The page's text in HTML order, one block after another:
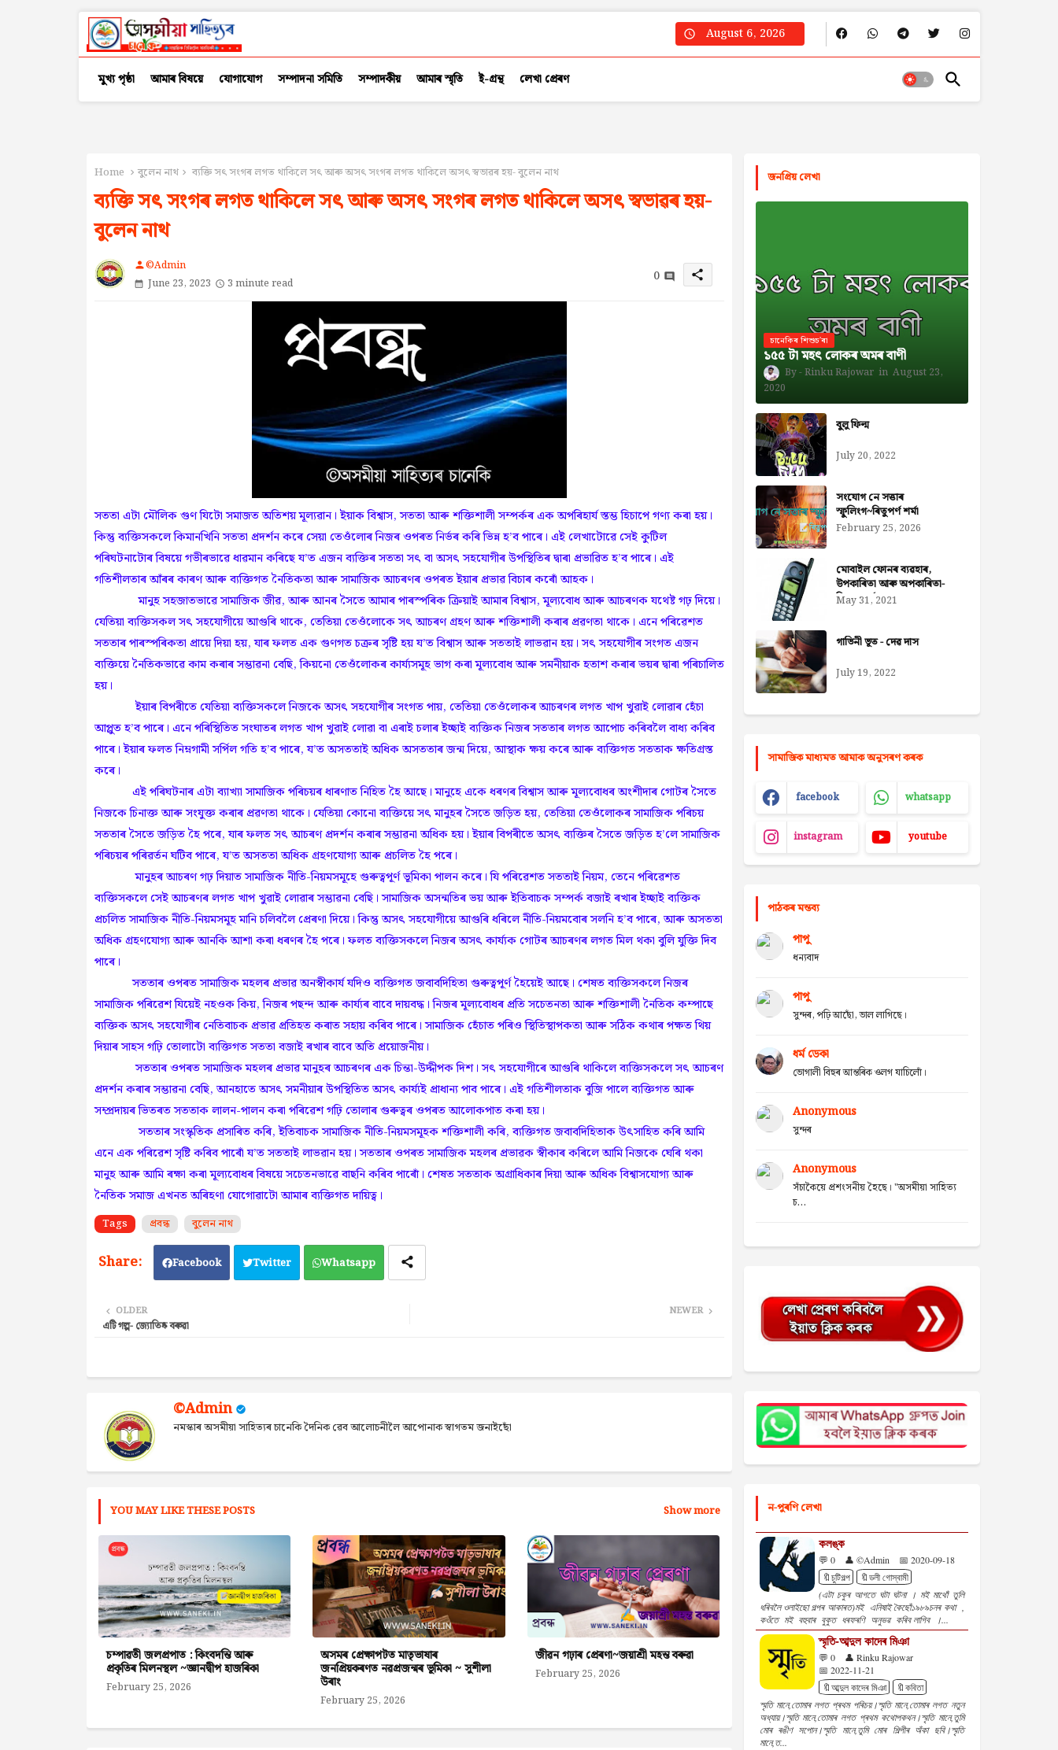
August 6, 2026
মুখ্য পৃষ্ঠা আমাৰ বিষয়ে যোগাযোগ সম্পাদনা সমিতি সম্পাদকীয় আমাৰ স্মৃতি ই-গ্ৰন্থ লেখা প্ৰেৰণ
Home বুলেন নাথ ব্যক্তি সৎ সংগৰ লগত থাকিলে সৎ আৰু অসৎ সংগৰ লগত থাকিলে অসৎ স্বভাৱৰ হয়- বুলেন নাথ
ব্যক্তি সৎ সংগৰ লগত থাকিলে সৎ আৰু অসৎ সংগৰ লগত থাকিলে অসৎ স্বভাৱৰ হয়-
বুলেন নাথ
person©Admin
June 23, 2023
3 minute read 0 share
সততা এটা মৌলিক গুণ যিটো সমাজত অতিশয় মূল্যৱান। ইয়াক বিশ্বাস, সততা আৰু শক্তিশালী সম্পৰ্কৰ এক অপৰিহাৰ্য স্তম্ভ হিচাপে গণ্য কৰা হয়।
কিন্তু ব্যক্তিসকলে কিমানখিনি সততা প্ৰদৰ্শন কৰে সেয়া তেওঁলোৰ নিজৰ ওপৰত নিৰ্ভৰ কৰি ভিন্ন হ’ব পাৰে। এই লেখাটোৱে সেই কুটিল
পৰিঘটনাটোৰ বিষয়ে গভীৰভাৱে ধাৱমান কৰিছে য’ত এজন ব্যক্তিৰ সততা সৎ বা অসৎ সহযোগীৰ উপস্থিতিৰ দ্বাৰা প্ৰভাৱিত হ’ব পাৰে। এই
গতিশীলতাৰ আঁৰৰ কাৰণ আৰু ব্যক্তিগত নৈতিকতা আৰু সামাজিক আচৰণৰ ওপৰত ইয়াৰ প্ৰভাৱ বিচাৰ কৰোঁ আহক।
মানুহ সহজাতভাৱে সামাজিক জীৱ, আৰু আনৰ সৈতে আমাৰ পাৰস্পৰিক ক্ৰিয়াই আমাৰ বিশ্বাস, মূল্যবোধ আৰু আচৰণক যথেষ্ট গঢ় দিয়ে।
যেতিয়া ব্যক্তিসকল সৎ সহযোগীয়ে আগুৰি থাকে, তেতিয়া তেওঁলোকে সৎ আচৰণ গ্ৰহণ আৰু শক্তিশালী কৰাৰ প্ৰৱণতা থাকে। এনে পৰিৱেশত
সততাৰ পাৰস্পৰিকতা প্ৰায়ে দিয়া হয়, যাৰ ফলত এক গুণগত চক্ৰৰ সৃষ্টি হয় য’ত বিশ্বাস আৰু সততাই লাভৱান হয়। সৎ সহযোগীৰ সংগত এজন
ব্যক্তিয়ে নৈতিকভাৱে কাম কৰাৰ সম্ভাৱনা বেছি, কিয়নো তেওঁলোকৰ কাৰ্য্যসমূহ ভাগ কৰা মূল্যবোধ আৰু সমনীয়াক হতাশ কৰাৰ ভয়ৰ দ্বাৰা পৰিচালিত
হয়।
ইয়াৰ বিপৰীতে যেতিয়া ব্যক্তিসকলে নিজকে অসৎ সহযোগীৰ সংগত পায়, তেতিয়া তেওঁলোকৰ আচৰণৰ লগত খাপ খুৱাই লোৱাৰ হেঁচা
আপ্লুত হ’ব পাৰে। এনে পৰিস্থিতিত সংঘাতৰ লগত খাপ খুৱাই লোৱা বা এৰাই চলাৰ ইচ্ছাই ব্যক্তিক নিজৰ সততাৰ লগত আপোচ কৰিবলৈ বাধ্য কৰিব
পাৰে। ইয়াৰ ফলত নিম্নগামী সৰ্পিল গতি হ’ব পাৰে, য’ত অসততাই অধিক অসততাৰ জন্ম দিয়ে, আস্থাক ক্ষয় কৰে আৰু ব্যক্তিগত সততাক ক্ষতিগ্ৰস্ত
কৰে।
এই পৰিঘটনাৰ এটা ব্যাখ্যা সামাজিক পৰিচয়ৰ ধাৰণাত নিহিত হৈ আছে। মানুহে একে ধৰণৰ বিশ্বাস আৰু মূল্যবোধৰ অংশীদাৰ গোটৰ সৈতে
নিজকে চিনাক্ত আৰু সংযুক্ত কৰাৰ প্ৰৱণতা থাকে। যেতিয়া কোনো ব্যক্তিয়ে সৎ মানুহৰ সৈতে জড়িত হয়, তেতিয়া তেওঁলোকৰ সামাজিক পৰিচয়
সততাৰ সৈতে জড়িত হৈ পৰে, যাৰ ফলত সৎ আচৰণ প্ৰদৰ্শন কৰাৰ সম্ভাৱনা অধিক হয়। ইয়াৰ বিপৰীতে অসৎ ব্যক্তিৰ সৈতে জড়িত হ’লে সামাজিক
পৰিচয়ৰ পৰিৱৰ্তন ঘটিব পাৰে, য’ত অসততা অধিক গ্ৰহণযোগ্য আৰু প্ৰচলিত হৈ পৰে।
মানুহৰ আচৰণ গঢ় দিয়াত সামাজিক নীতি-নিয়মসমূহে গুৰুত্বপূৰ্ণ ভূমিকা পালন কৰে। যি পৰিৱেশত সততাই নিয়ম, তেনে পৰিৱেশত
ব্যক্তিসকলে সেই আচৰণৰ লগত খাপ খুৱাই লোৱাৰ সম্ভাৱনা বেছি। সামাজিক অসন্মতিৰ ভয় আৰু ইতিবাচক সম্পৰ্ক বজাই ৰখাৰ ইচ্ছাই ব্যক্তিক
প্ৰচলিত সামাজিক নীতি-নিয়মসমূহ মানি চলিবলৈ প্ৰেৰণা দিয়ে। কিন্তু অসৎ সহযোগীয়ে আগুৰি ধৰিলে নীতি-নিয়মবোৰ সলনি হ’ব পাৰে, আৰু অসততা
অধিক গ্ৰহণযোগ্য আৰু আনকি আশা কৰা ধৰণৰ হৈ পৰে। ফলত ব্যক্তিসকলে নিজৰ অসৎ কাৰ্য্যক গোটৰ আচৰণৰ লগত মিল থকা বুলি যুক্তি দিব
পাৰে।
সততাৰ ওপৰত সামাজিক মহলৰ প্ৰভাৱ অনস্বীকাৰ্য যদিও ব্যক্তিগত জবাবদিহিতা গুৰুত্বপূৰ্ণ হৈয়েই আছে। শেষত ব্যক্তিসকলে নিজৰ
সামাজিক পৰিৱেশ যিয়েই নহওক কিয়, নিজৰ পছন্দ আৰু কাৰ্য্যৰ বাবে দায়বদ্ধ। নিজৰ মূল্যবোধৰ প্ৰতি সচেতনতা আৰু শক্তিশালী নৈতিক কম্পাছে
ব্যক্তিক অসৎ সহযোগীৰ নেতিবাচক প্ৰভাৱ প্ৰতিহত কৰাত সহায় কৰিব পাৰে। সামাজিক হেঁচাত পৰিও স্থিতিস্থাপকতা আৰু সঠিক কথাৰ পক্ষত থিয়
দিয়াৰ সাহস গঢ়ি তোলাটো ব্যক্তিগত সততা বজাই ৰখাৰ বাবে অতি প্ৰয়োজনীয়।
সততাৰ ওপৰত সামাজিক মহলৰ প্ৰভাৱ মানুহৰ আচৰণৰ এক চিন্তা-উদ্দীপক দিশ। সৎ সহযোগীৰে আগুৰি থাকিলে ব্যক্তিসকলে সৎ আচৰণ
প্ৰদৰ্শন কৰাৰ সম্ভাৱনা বেছি, আনহাতে অসৎ সমনীয়াৰ উপস্থিতিত অসৎ কাৰ্য্যই প্ৰাধান্য পাব পাৰে। এই গতিশীলতাক বুজি পালে ব্যক্তিগত আৰু
সম্প্ৰদায়ৰ ভিতৰত সততাক লালন-পালন কৰা পৰিৱেশ গঢ়ি তোলাৰ গুৰুত্বৰ ওপৰত আলোকপাত কৰা হয়।
সততাৰ সংস্কৃতিক প্ৰসাৰিত কৰি, ইতিবাচক সামাজিক নীতি-নিয়মসমূহক শক্তিশালী কৰি, ব্যক্তিগত জবাবদিহিতাক উৎসাহিত কৰি আমি
এনে এক পৰিৱেশ সৃষ্টি কৰিব পাৰোঁ য’ত সততাই লাভৱান হয়। সততাৰ ওপৰত সামাজিক মহলৰ প্ৰভাৱক স্বীকাৰ কৰিলে আমি নিজকে ঘেৰি থকা
মানুহ আৰু আমি ৰক্ষা কৰা মূল্যবোধৰ বিষয়ে সচেতনভাৱে বাছনি কৰিব পাৰোঁ। শেষত সততাক অগ্ৰাধিকাৰ দিয়া আৰু অধিক বিশ্বাসযোগ্য আৰু
নৈতিক সমাজ এখনত অৰিহণা যোগোৱাটো আমাৰ ব্যক্তিগত দায়িত্ব।
Tags প্ৰবন্ধ বুলেন নাথ
Facebook Twitter Whatsapp
NEWER
OLDER
এটি গল্প- জ্যোতিষ্ক বৰুৱা
©Admin
নমস্কাৰ অসমীয়া সাহিত্যৰ চানেকি দৈনিক ৱেব আলোচনীলৈ আপোনাক স্বাগতম জনাইছোঁ
YOU MAY LIKE THESE POSTS Show more
চম্পাৱতী জলপ্ৰপাত : কিংবদন্তি আৰু
প্ৰকৃতিৰ মিলনস্থল ~জ্ঞানদ্বীপ হাজৰিকা
February 25, 2026
অসমৰ প্ৰেক্ষাপটত মাতৃভাষাৰ
জনপ্ৰিয়কৰণত নৱপ্ৰজন্মৰ ভূমিকা ~ সুশীলা
উৰাং
February 25, 2026
জীৱন গঢ়াৰ প্ৰেৰণা~জয়াশ্ৰী মহন্ত বৰুৱা
February 25, 2026
জনপ্রিয় লেখা
চানেকিৰ শিশুচ'ৰা
১৫৫ টা মহৎ লোকৰ অমৰ বাণী
Rinku Rajowar
August 23,
2020
বুলু ফিল্ম
July 20, 2022
সংযোগ নে সত্তাৰ
স্ফুলিংগ~ৰিতুপৰ্ণ শৰ্মা
February 25, 2026
মোবাইল ফোনৰ ব্যৱহাৰ,
উপকাৰিতা আৰু অপকাৰিতা-
নিজৰা বৰ্মন ডেকা
May 31, 2021
গাভিনী ভূত - দেৱ দাস
July 19, 2022
সামাজিক মাধ্যমত আমাক অনুসৰণ কৰক
facebook whatsapp
instagram youtube
পাঠকৰ মন্তব্য
পাপু
ধন্যবাদ
পাপু
সুন্দৰ, পঢ়ি আছোঁ, ভাল লাগিছে।
ধৰ্ম ডেকা
ভোগালী বিহুৰ আন্তৰিক ওলগ যাচিলোঁ।
Anonymous
সুন্দৰ
Anonymous
সঁচাকৈয়ে প্ৰশংসনীয় হৈছে। "অসমীয়া সাহিত্য
চ...
ন-পুৰণি লেখা
কলঙ্ক
💬 0 👤 ©Admin
📅 2020-09-18
🔖চুটিগল্প
🔖ডলী গোস্বামী
(এটা চকুৰ আগতে ঘটা ঘটনা । মই মাথোঁ তুলি
ধৰিবলৈ ওলাইছো গল্পৰ আকাৰত)মই এনিষাই কৈছোঁ১৯৮৯চনৰ কথা ,
কওঁতে মই বহুবাৰ বুকুত ধৰফৰণি অনুভৱ কৰিব লাগিব ।...
স্মৃতি-আব্দুল কাদেৰ মিঞা
💬 0
👤 Rinku Rajowar
📅 2022-11-21
🔖আব্দুল কাদেৰ মিঞা
🔖কবিতা
স্মৃতি মানে,তোমাৰ লগত প্ৰথম পৰিচয়।স্মৃতি মানে,তোমাৰ লগত নতুন
অধ্যায়।স্মৃতি মানে,তোমাৰ লগত প্ৰথম কথোপকথন।স্মৃতি মানে,তুমি
মোৰ ৰঙীণ সপোন।স্মৃতি মানে,তুমি মোৰ শিল্পীৰ অঁকা ছবি।স্মৃতি
মানে,ত...